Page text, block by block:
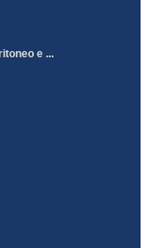
e ...